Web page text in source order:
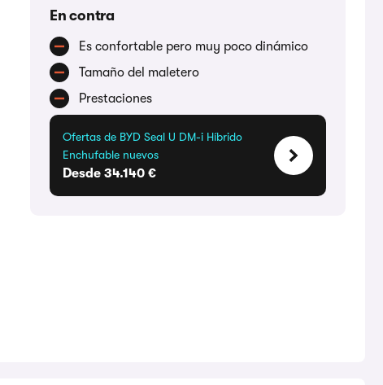
En contra
Es confortable pero muy poco dinámico
Tamaño del maletero
Prestaciones
Ofertas de BYD Seal U DM-i Híbrido
Enchufable nuevos
Desde 34.140 €